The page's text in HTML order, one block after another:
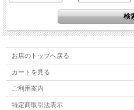
お店のトップへ戻る
カートを見る
ご利用案内
特定商取引法表示